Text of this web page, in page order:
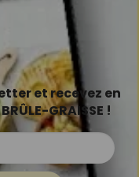
et recevez en
GRAISSE !